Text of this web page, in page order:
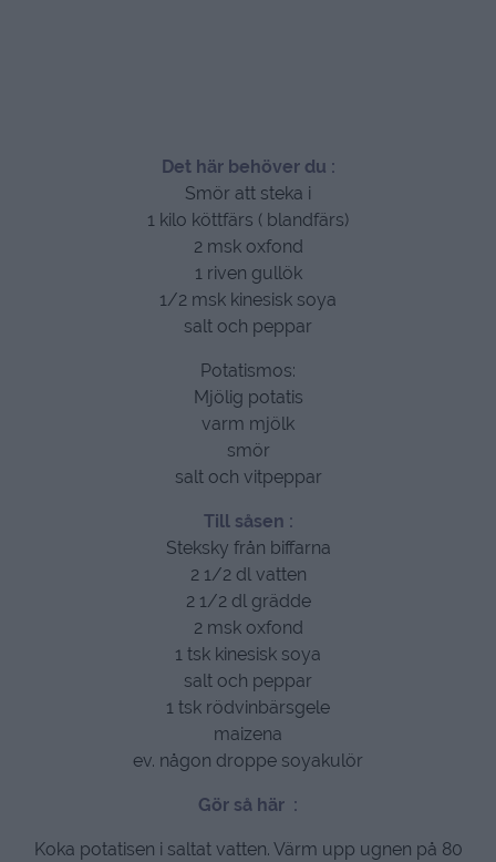
Det här behöver du :
Smör att steka i
1 kilo köttfärs ( blandfärs)
2 msk oxfond
1 riven gullök
1/2 msk kinesisk soya
salt och peppar
Potatismos:
Mjölig potatis
varm mjölk
smör
salt och vitpeppar
Till såsen :
Steksky från biffarna
2 1/2 dl vatten
2 1/2 dl grädde
2 msk oxfond
1 tsk kinesisk soya
salt och peppar
1 tsk rödvinbärsgele
maizena
ev. någon droppe soyakulör
Gör så här :
Koka potatisen i saltat vatten. Värm upp ugnen på 80